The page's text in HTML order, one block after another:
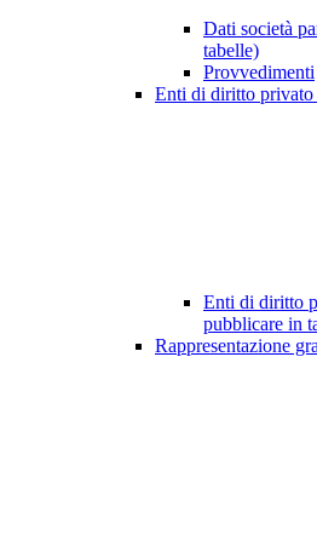
Dati società
tabelle)
Provvedimenti
Enti di diritto privato
Enti di diritto
pubblicare in
Rappresentazione